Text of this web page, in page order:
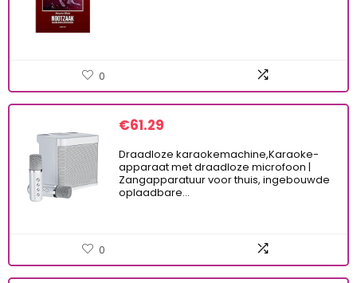
0
€61.29
Draadloze karaokemachine,Karaoke-
apparaat met draadloze microfoon |
Zangapparatuur voor thuis, ingebouwde
oplaadbare…
0